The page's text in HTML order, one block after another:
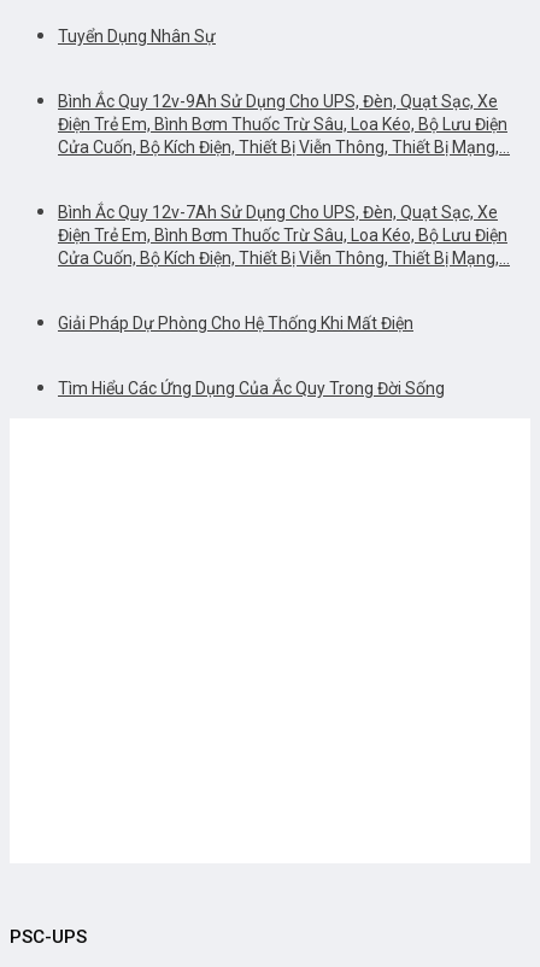
Tuyển Dụng Nhân Sự
Bình Ắc Quy 12v-9Ah Sử Dụng Cho UPS, Đèn, Quạt Sạc, Xe
Điện Trẻ Em, Bình Bơm Thuốc Trừ Sâu, Loa Kéo, Bộ Lưu Điện
Cửa Cuốn, Bộ Kích Điện, Thiết Bị Viễn Thông, Thiết Bị Mạng,…
Bình Ắc Quy 12v-7Ah Sử Dụng Cho UPS, Đèn, Quạt Sạc, Xe
Điện Trẻ Em, Bình Bơm Thuốc Trừ Sâu, Loa Kéo, Bộ Lưu Điện
Cửa Cuốn, Bộ Kích Điện, Thiết Bị Viễn Thông, Thiết Bị Mạng,…
Giải Pháp Dự Phòng Cho Hệ Thống Khi Mất Điện
Tìm Hiểu Các Ứng Dụng Của Ắc Quy Trong Đời Sống
PSC-UPS